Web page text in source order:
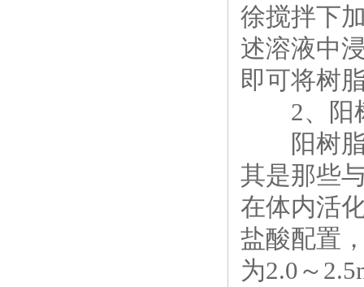
徐搅拌下
述溶液中
即可将树
2、阳
阳树脂
其是那些
在体内活
盐酸配置
为2.0～